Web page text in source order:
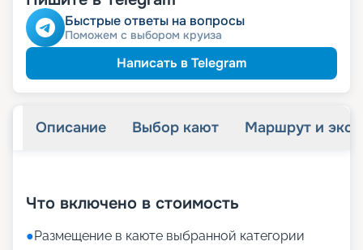
Быстрые ответы на вопросы
Поможем с выбором круиза
Написать в Telegram
Описание Выбор кают Маршрут и
Что включено в стоимость
●Размещение в каюте выбранной категории